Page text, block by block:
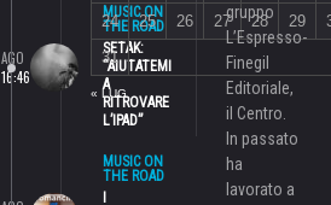
AGO
16:46
MUSIC ON
THE ROAD
SETAK:
“AIUTATEMI
A
RITROVARE
L’IPAD”
MUSIC ON
THE ROAD
I
« LUG
24
25 26 27 28 29
31
gruppo
L’Espresso-
Finegil
Editoriale,
il Centro.
In passato
ha
lavorato a